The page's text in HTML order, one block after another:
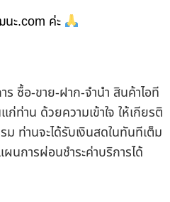
ะ.com ค่ะ
ซื้อ-ขาย-ฝาก-จำนำ สินค้าไอที
ก่ท่าน ด้วยความเข้าใจ ให้เกียรติ
ม ท่านจะได้รับเงินสดในทันทีเต็ม
นการผ่อนชำระค่าบริการได้